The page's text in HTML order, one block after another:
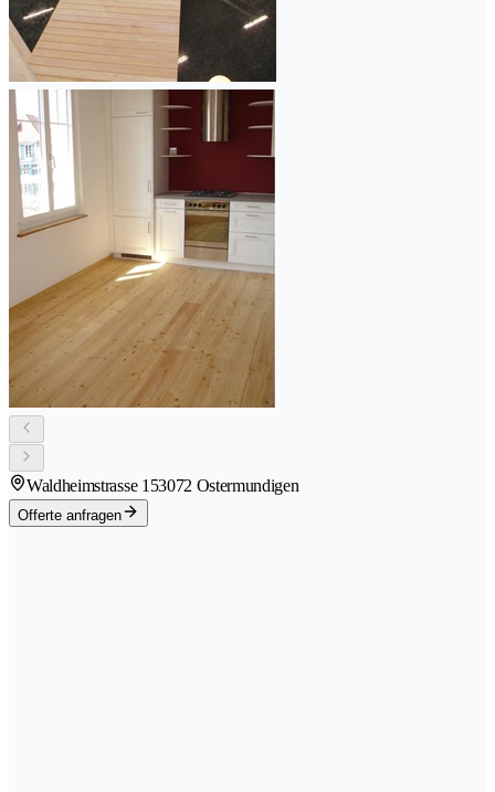
Waldheimstrasse 153072 Ostermundigen
Offerte anfragen